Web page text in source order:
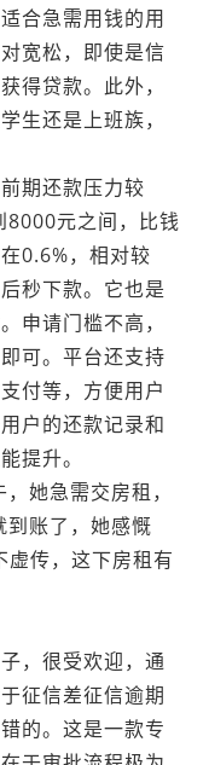
合急需用钱的用
宽松，即使是信
得贷款。此外，
生还是上班族，
期还款压力较
元之间，比钱
0.6%，相对较
秒下款。它也是
申请门槛不高，
可。平台还支持
付等，方便用户
户的还款记录和
提升。
她急需交房租，
账了，她感慨
虚传，这下房租有
，很受欢迎，通
征信差征信逾期
的。这是一款专